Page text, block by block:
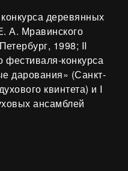
деревянных
А. Мравинского
1998; II
конкурса
дарования» (Санкт-
квинтета) и I
ансамблей